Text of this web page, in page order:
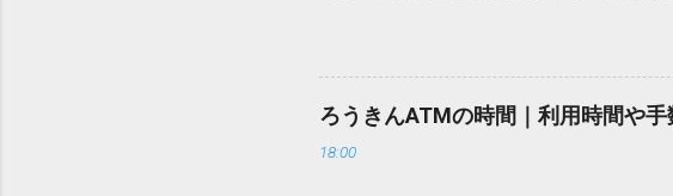
できます。 具体的な手順（Unicode入力
角」にする（※重要）。 **「20BB7」**と
力した数字が、一瞬で対応する漢字（例：
ビス「スマートクラブ」と、LINEや公式
なります。この記事では、忙しい毎日をサ
す。 佐川急便の再配達が劇的に変わる「
会員サービス「スマートクラブ」です。
す。 以前はウェブサイトを開いてログイ
ろうきんATMの時間｜利用時間や
18:00